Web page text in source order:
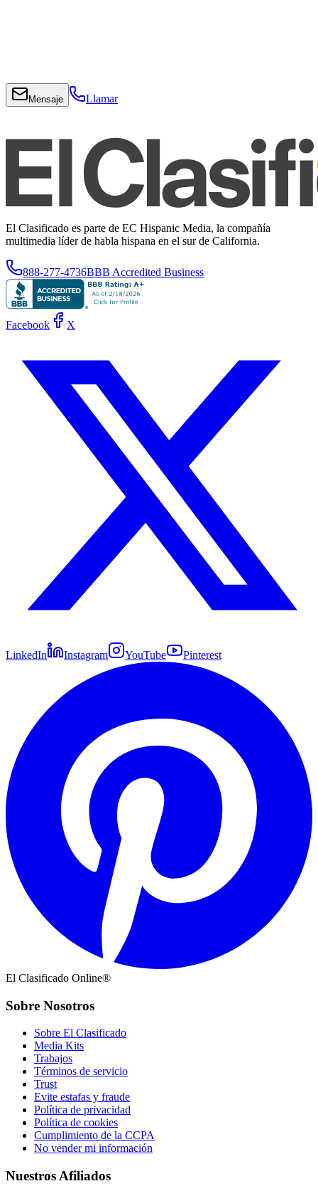
Mensaje Llamar
El Clasificado es parte de EC Hispanic Media, la compañía
multimedia líder de habla hispana en el sur de California.
888-277-4736BBB Accredited Business
Facebook X
LinkedIn Instagram YouTube Pinterest
El Clasificado Online®
Sobre Nosotros
Sobre El Clasificado
Media Kits
Trabajos
Términos de servicio
Trust
Evite estafas y fraude
Política de privacidad
Política de cookies
Cumplimiento de la CCPA
No vender mi información
Nuestros Afiliados